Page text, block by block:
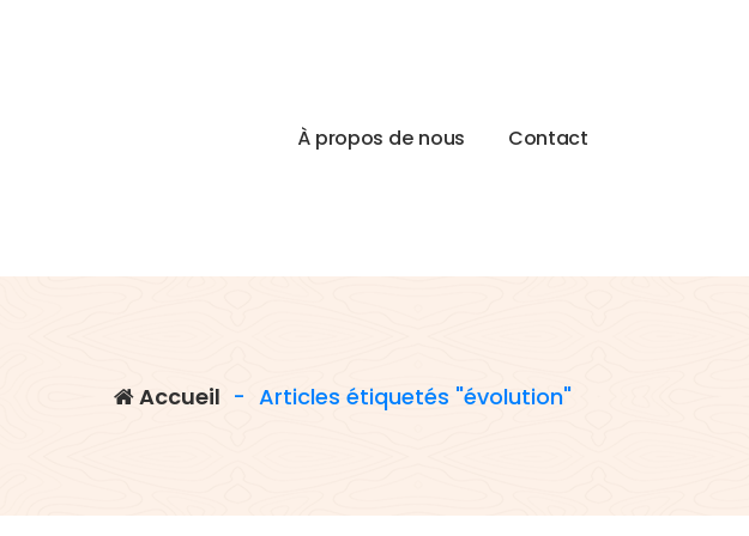
À propos de nous Contact
Accueil - Articles étiquetés "évolution"